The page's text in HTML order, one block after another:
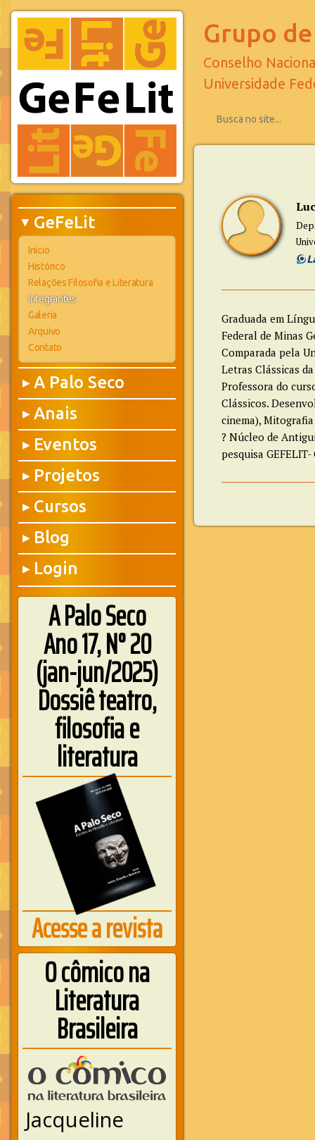
▶ GeFeLit
Início
Histórico
Relações Filosofia e Literatura
Integrantes
Galeria
Arquivo
Contato
▶ A Palo Seco
▶ Anais
▶ Eventos
▶ Projetos
▶ Cursos
▶ Blog
▶ Login
A Palo Seco
Ano 17, N° 20
(jan-jun/2025)
Dossiê teatro,
filosofia e
literatura
Acesse a revista
O cômico na
Literatura
Brasileira
Jacqueline
Grupo
Conselho
Universidade
Graduada em
Federal de Minas
Comparada pela
Letras Clássicas
Professora do
Clássicos.
cinema),
? Núcleo de
pesquisa